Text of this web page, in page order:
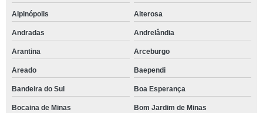
Alpinópolis Alterosa
Andradas Andrelândia
Arantina Arceburgo
Areado Baependi
Bandeira do Sul Boa Esperança
Bocaina de Minas Bom Jardim de Minas